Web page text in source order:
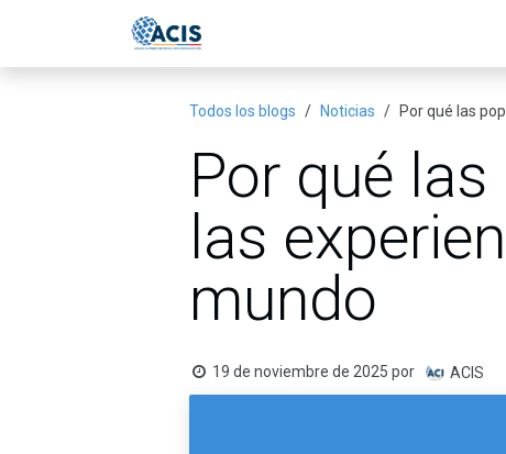
Todos los blogs Noticias Por qué las
Por qué
las
mundo
19 de noviembre de 2025 por ACIS